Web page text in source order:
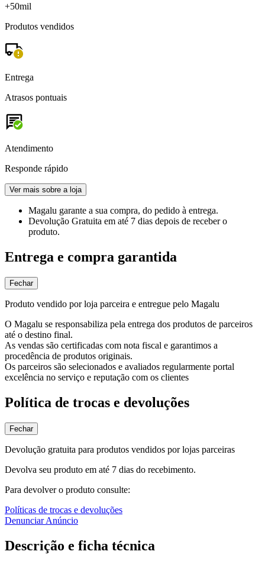
+50mil
Produtos vendidos
Entrega
Atrasos pontuais
Atendimento
Responde rápido
Ver mais sobre a loja
Magalu garante a sua compra, do pedido à entrega.
Devolução Gratuita em até 7 dias depois de receber o
produto.
Entrega e compra garantida
Fechar
Produto vendido por loja parceira e entregue pelo Magalu
O Magalu se responsabiliza pela entrega dos produtos de parceiros
até o destino final.
As vendas são certificadas com nota fiscal e garantimos a
procedência de produtos originais.
Os parceiros são selecionados e avaliados regularmente portal
excelência no serviço e reputação com os clientes
Política de trocas e devoluções
Fechar
Devolução gratuita para produtos vendidos por lojas parceiras
Devolva seu produto em até 7 dias do recebimento.
Para devolver o produto consulte:
Políticas de trocas e devoluções
Denunciar Anúncio
Descrição e ficha técnica